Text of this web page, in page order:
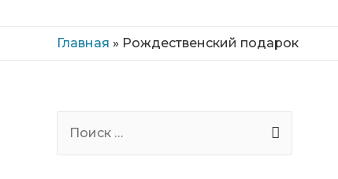
Главная » Рождественский подарок